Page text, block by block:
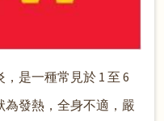
是一種常見於 1 至 6
發熱，全身不適，嚴